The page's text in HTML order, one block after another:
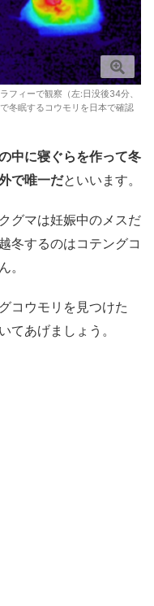
フィーで観察（左:日没後34分、
冬眠するコウモリを日本で確認
中に寝ぐらを作って冬
で唯一だといいます。
グマは妊娠中のメスだ
冬するのはコテングコ
。
コウモリを見つけた
てあげましょう。